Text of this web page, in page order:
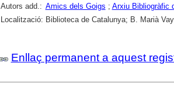
Autors add.: Amics dels Goigs ; Arxiu Bibliogràfic
Localització: Biblioteca de Catalunya; B. Marià
Enllaç permanent a aquest